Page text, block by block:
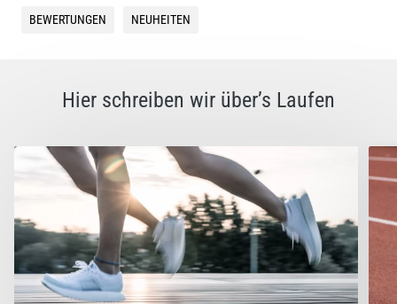
BEWERTUNGEN NEUHEITEN
Hier schreiben wir über’s Laufen